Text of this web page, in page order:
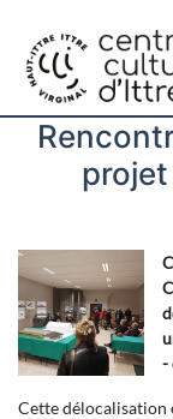
-
Cette délocalisation